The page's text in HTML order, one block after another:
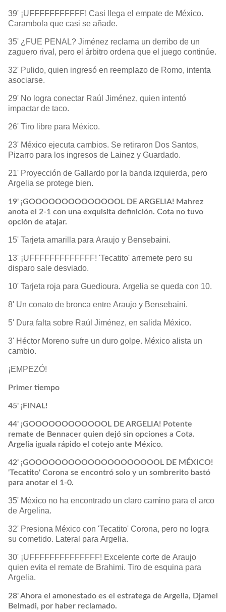
39' ¡UFFFFFFFFFFF! Casi llega el empate de México.
Carambola que casi se añade.
35' ¿FUE PENAL? Jiménez reclama un derribo de un
zaguero rival, pero el árbitro ordena que el juego continúe.
32' Pulido, quien ingresó en reemplazo de Romo, intenta
asociarse.
29' No logra conectar Raúl Jiménez, quien intentó
impactar de taco.
26' Tiro libre para México.
23' México ejecuta cambios. Se retiraron Dos Santos,
Pizarro para los ingresos de Lainez y Guardado.
21' Proyección de Gallardo por la banda izquierda, pero
Argelia se protege bien.
19' ¡GOOOOOOOOOOOOOOL DE ARGELIA! Mahrez
anota el 2-1 con una exquisita definición. Cota no tuvo
opción de atajar.
15' Tarjeta amarilla para Araujo y Bensebaini.
13' ¡UFFFFFFFFFFFFF! 'Tecatito' arremete pero su
disparo sale desviado.
10' Tarjeta roja para Guedioura. Argelia se queda con 10.
8' Un conato de bronca entre Araujo y Bensebaini.
5' Dura falta sobre Raúl Jiménez, en salida México.
3' Héctor Moreno sufre un duro golpe. México alista un
cambio.
¡EMPEZÓ!
Primer tiempo
45' ¡FINAL!
44' ¡GOOOOOOOOOOOOL DE ARGELIA! Potente
remate de Bennacer quien dejó sin opciones a Cota.
Argelia iguala rápido el cotejo ante México.
42' ¡GOOOOOOOOOOOOOOOOOOOOL DE MÉXICO!
'Tecatito' Corona se encontró solo y un sombrerito bastó
para anotar el 1-0.
35' México no ha encontrado un claro camino para el arco
de Argelina.
32' Presiona México con 'Tecatito' Corona, pero no logra
su cometido. Lateral para Argelia.
30' ¡UFFFFFFFFFFFFFF! Excelente corte de Araujo
quien evita el remate de Brahimi. Tiro de esquina para
Argelia.
28' Ahora el amonestado es el estratega de Argelia, Djamel
Belmadi, por haber reclamado.